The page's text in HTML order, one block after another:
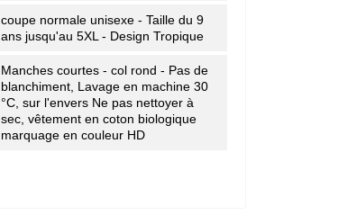
coupe normale unisexe - Taille du 9
ans jusqu'au 5XL - Design Tropique
Manches courtes - col rond - Pas de
blanchiment, Lavage en machine 30
°C, sur l'envers Ne pas nettoyer à
sec, vêtement en coton biologique
marquage en couleur HD